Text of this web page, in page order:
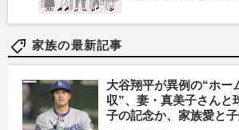
家族の最新記事
大谷翔平が異例の“ホー
収”、妻・真美子さんと
子の記念か、家族愛と